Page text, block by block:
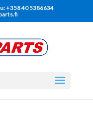
+358 40 5386634